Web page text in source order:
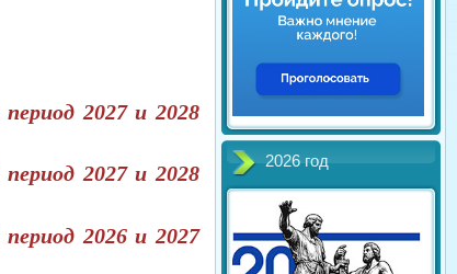
2027 и 2028
2027 и 2028
2026 и 2027
2026 год